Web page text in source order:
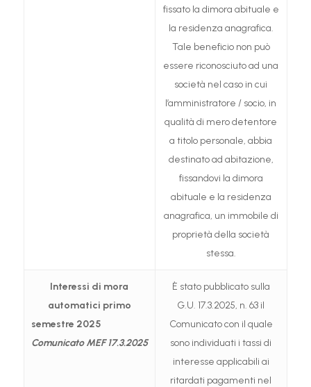
fissato la dimora abituale e
la residenza anagrafica.
Tale beneficio non può
essere riconosciuto ad una
società nel caso in cui
l’amministratore / socio, in
qualità di mero detentore
a titolo personale, abbia
destinato ad abitazione,
fissandovi la dimora
abituale e la residenza
anagrafica, un immobile di
proprietà della società
stessa.
Interessi di mora
automatici primo
semestre 2025
Comunicato MEF 17.3.2025
È stato pubblicato sulla
G.U. 17.3.2025, n. 63 il
Comunicato con il quale
sono individuati i tassi di
interesse applicabili ai
ritardati pagamenti nel